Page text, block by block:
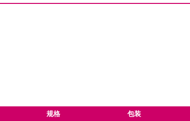
规格 包装